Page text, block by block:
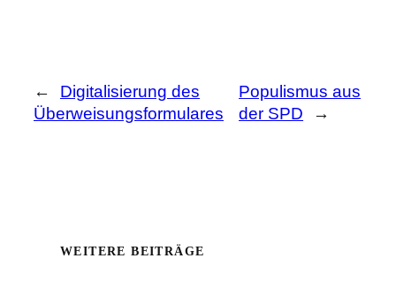
←
Digitalisierung des
Überweisungsformulares
Populismus aus
der SPD
→
WEITERE BEITRÄGE